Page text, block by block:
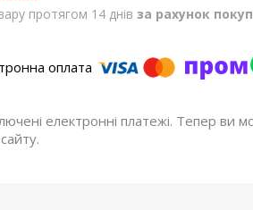
протягом 14 днів за рахунок
електронні платежі. Тепер